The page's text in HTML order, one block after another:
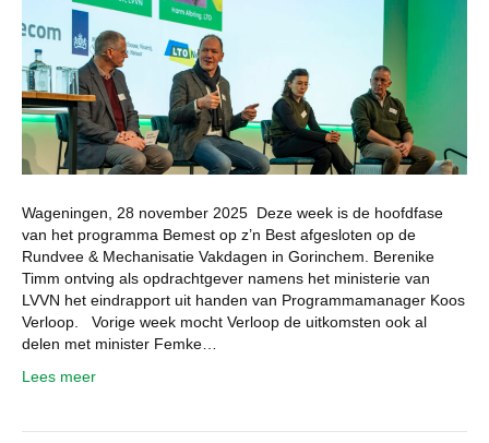
Wageningen, 28 november 2025 Deze week is de hoofdfase
van het programma Bemest op z’n Best afgesloten op de
Rundvee & Mechanisatie Vakdagen in Gorinchem. Berenike
Timm ontving als opdrachtgever namens het ministerie van
LVVN het eindrapport uit handen van Programmamanager Koos
Verloop. Vorige week mocht Verloop de uitkomsten ook al
delen met minister Femke…
Lees meer